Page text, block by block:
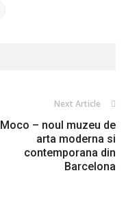
Next Article
Moco – noul muzeu de
arta moderna si
contemporana din
Barcelona